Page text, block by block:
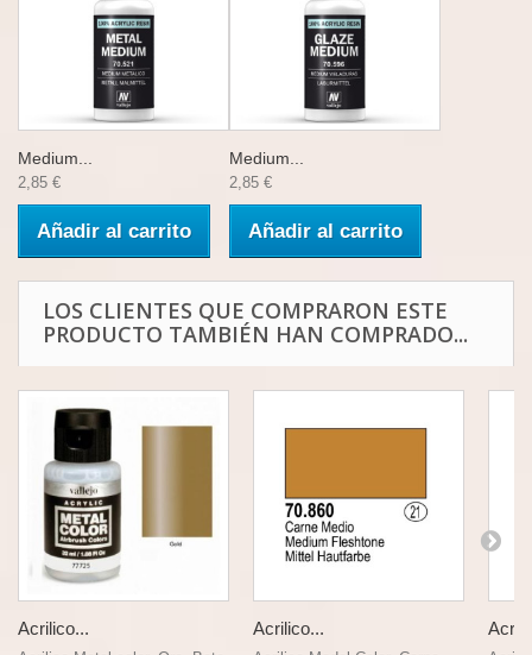
Medium...
2,85 €
Añadir al carrito
Medium...
2,85 €
Añadir al carrito
LOS CLIENTES QUE COMPRARON ESTE
PRODUCTO TAMBIÉN HAN COMPRADO...
Acrilico... Acrilico...